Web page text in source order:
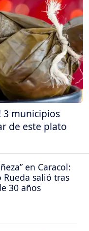
3 municipios
de este plato
en Caracol:
Rueda salió tras
30 años